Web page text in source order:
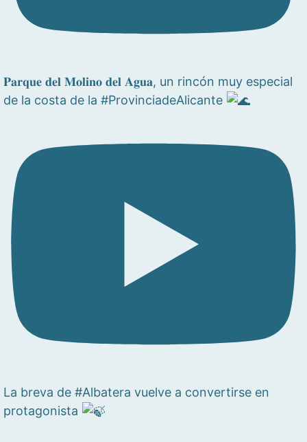
𝐏𝐚𝐫𝐪𝐮𝐞 𝐝𝐞𝐥 𝐌𝐨𝐥𝐢𝐧𝐨 𝐝𝐞𝐥 𝐀𝐠𝐮𝐚, un rincón muy especial
de la costa de la #ProvinciadeAlicante
La breva de #Albatera vuelve a convertirse en
protagonista